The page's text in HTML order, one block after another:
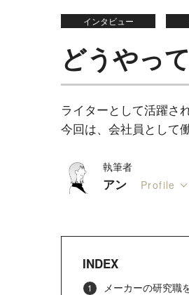
インタビュー
どうやっ
ライターとして活躍さ
今回は、会社員として
執筆者
アン Profile
INDEX
メーカーの研究職